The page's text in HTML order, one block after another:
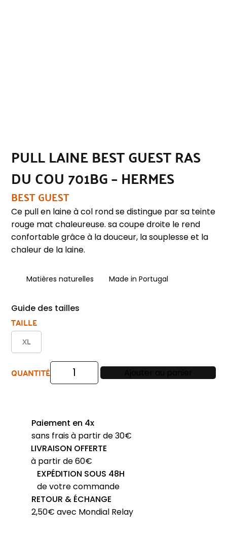
PULL LAINE BEST GUEST RAS
DU COU 701BG – HERMES
BEST GUEST
Ce pull en laine à col rond se distingue par sa teinte
rouge mat chaleureuse. sa coupe droite le rend
confortable grâce à la douceur, la souplesse et la
chaleur de la laine.
Matières naturelles Made in Portugal
Guide des tailles
TAILLE
XL
quantité
GUEST
hermes
QUANTITÉ
Paiement en 4x
sans frais à partir de 30€
LIVRAISON OFFERTE
à partir de 60€
EXPÉDITION SOUS 48H
de votre commande
RETOUR & ÉCHANGE
2,50€ avec Mondial Relay